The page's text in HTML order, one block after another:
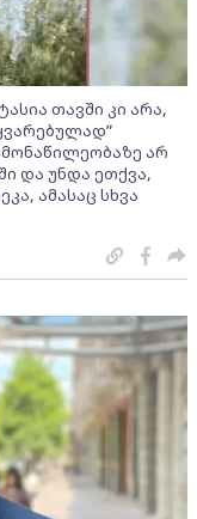
თავში კი არა,
არ
და უნდა ეთქვა,
ამასაც სხვა